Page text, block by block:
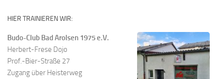
HIER TRAINIEREN WIR:
Budo-Club Bad Arolsen 1975 e.V.
Herbert-Frese Dojo
Prof.-Bier-Straße 27
Zugang über Heisterweg